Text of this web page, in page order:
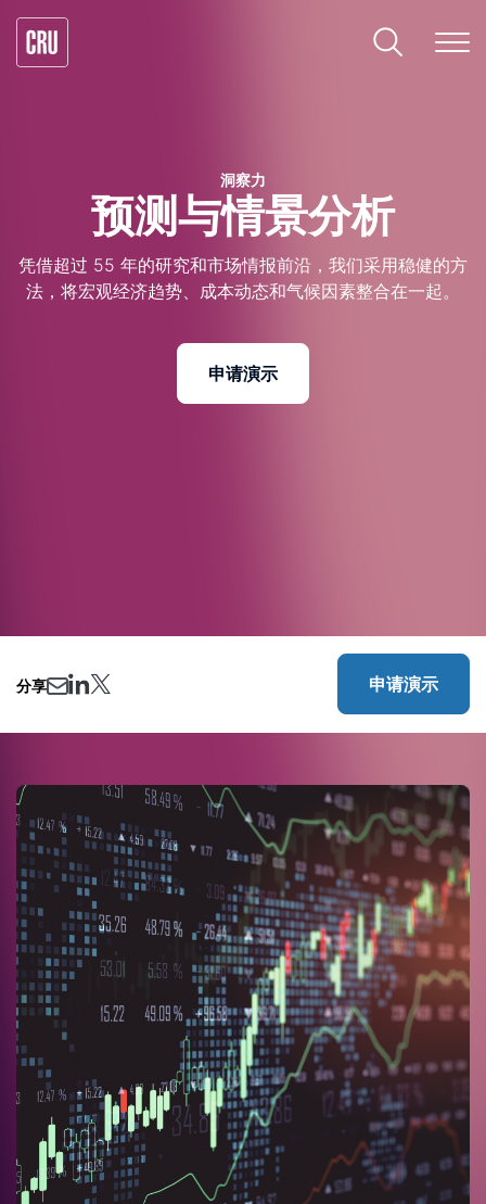
洞察力
预测与情景分析
凭借超过 55 年的研究和市场情报前沿，我们采用稳健的方
法，将宏观经济趋势、成本动态和气候因素整合在一起。
申请演示
分享 申请演示